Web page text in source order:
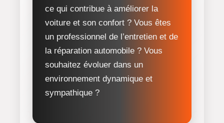
ce qui contribue à améliorer la
voiture et son confort ? Vous êtes
un professionnel de l’entretien et de
la réparation automobile ? Vous
souhaitez évoluer dans un
environnement dynamique et
sympathique ?